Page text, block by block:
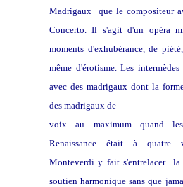
Madrigaux que le compositeur
Concerto. Il s'agit d'un opéra
moments d'exhubérance, de
même d'érotisme. Les
avec des madrigaux dont la
des madrigaux de
voix au maximum quand
Renaissance était à quatre
Monteverdi y fait s'entrelacer la
soutien harmonique sans que